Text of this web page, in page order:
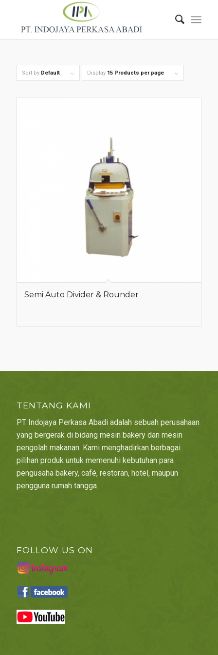
Sort by Default Display 15 Products per page
Semi Auto Divider & Rounder
TENTANG KAMI
PT Indojaya Perkasa Abadi adalah sebuah perusahaan
yang bergerak di bidang mesin bakery dan mesin
pengolah makanan. Kami menghadirkan berbagai
pilihan produk untuk memenuhi kebutuhan para
pengusaha bakery, café, restoran, hotel, maupun
pengguna rumah tangga.
FOLLOW US ON